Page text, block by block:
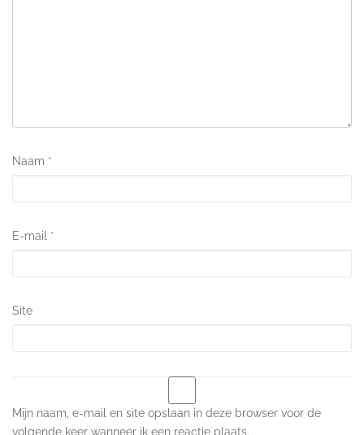
Naam *
E-mail *
Site
Mijn naam, e-mail en site opslaan in deze browser voor de
volgende keer wanneer ik een reactie plaats.